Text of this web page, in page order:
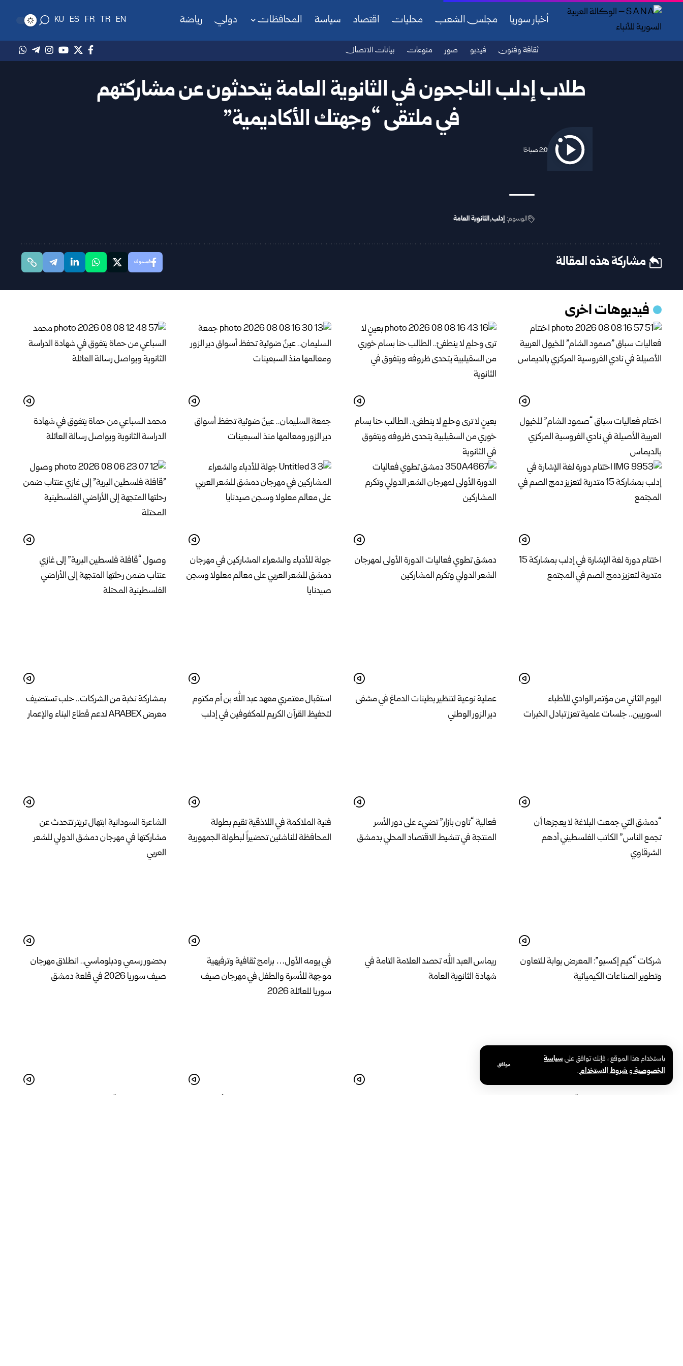
باستخدام هذا الموقع ، فإنك توافق علىسياسة
الخصوصيةوشروط الاستخدام.
موافق
أخبار سوريا مجلس الشعب محليات اقتصاد سياسة المحافظات دولي رياضة EN
TR
FR
ES
KU
ثقافة وفنون فيديو صور منوعات بيانات الاتصال
طلاب إدلب الناجحون في الثانوية العامة يتحدثون عن مشاركتهم
في ملتقى “وجهتك الأكاديمية”
2025/09/16 2:06 صباحًا
الوسوم: إدلب الثانوية العامة
مشاركة هذه المقالة فيسبوك
فيديوهات اخرى
اختتام فعاليات سباق “صمود الشام” للخيول
العربية الأصيلة في نادي الفروسية المركزي
بالديماس
بعينٍ لا ترى وحلمٍ لا ينطفئ.. الطالب حنا بسام
خوري من السقيلبية يتحدى ظروفه ويتفوق
في الثانوية
جمعة السليمان.. عينٌ ضوئية تحفظ أسواق
دير الزور ومعالمها منذ السبعينات
محمد السباعي من حماة يتفوق في شهادة
الدراسة الثانوية ويواصل رسالة العائلة
اختتام دورة لغة الإشارة في إدلب بمشاركة 15
متدربة لتعزيز دمج الصم في المجتمع
دمشق تطوي فعاليات الدورة الأولى لمهرجان
الشعر الدولي وتكرم المشاركين
جولة للأدباء والشعراء المشاركين في مهرجان
دمشق للشعر العربي على معالم معلولا وسجن
صيدنايا
وصول “قافلة فلسطين البرية” إلى غازي
عنتاب ضمن رحلتها المتجهة إلى الأراضي
الفلسطينية المحتلة
اليوم الثاني من مؤتمر الوادي للأطباء
السوريين.. جلسات علمية تعزز تبادل الخبرات
عملية نوعية لتنظير بطينات الدماغ في مشفى
دير الزور الوطني
استقبال معتمري معهد عبد الله بن أم مكتوم
لتحفيظ القرآن الكريم للمكفوفين في إدلب
بمشاركة نخبة من الشركات.. حلب تستضيف
معرض ARABEX لدعم قطاع البناء والإعمار
“دمشق التي جمعت البلاغة لا يعجزها أن
تجمع الناس” الكاتب الفلسطيني أدهم
الشرقاوي
فعالية “تاون بازار” تضيء على دور الأسر
المنتجة في تنشيط الاقتصاد المحلي بدمشق
فنية الملاكمة في اللاذقية تقيم بطولة
المحافظة للناشئين تحضيراً لبطولة الجمهورية
الشاعرة السودانية ابتهال تريتر تتحدث عن
مشاركتها في مهرجان دمشق الدولي للشعر
العربي
شركات “كيم إكسبو”: المعرض بوابة للتعاون
وتطوير الصناعات الكيميائية
ريماس العبد الله تحصد العلامة التامة في
شهادة الثانوية العامة
في يومه الأول… برامج ثقافية وترفيهية
موجهة للأسرة والطفل في مهرجان صيف
سوريا للعائلة 2026
بحضور رسمي ودبلوماسي.. انطلاق مهرجان
صيف سوريا 2026 في قلعة دمشق